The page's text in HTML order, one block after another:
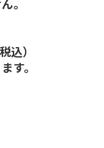
込）
す。